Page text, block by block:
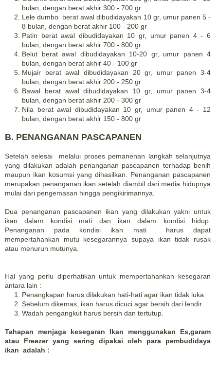
bulan, dengan berat akhir 300 - 700 gr
Lele dumbo berat awal dibudidayakan 10 gr, umur panen 5 -
8 bulan, dengan berat akhir 100 - 200 gr
Patin berat awal dibudidayakan 10 gr, umur panen 4 - 6
bulan, dengan berat akhir 700 - 800 gr
Belut berat awal dibudidayakan 10-20 gr, umur panen 4
bulan, dengan berat akhir 40 - 100 gr
Mujair berat awal dibudidayakan 20 gr, umur panen 3-4
bulan, dengan berat akhir 200 - 250 gr
Bawal berat awal dibudidayakan 10 gr, umur panen 3-4
bulan, dengan berat akhir 200 - 300 gr
Nila berat awal dibudidayakan 10 gr, umur panen 4 - 12
bulan, dengan berat akhir 150 - 800 gr
B. PENANGANAN PASCAPANEN
Setelah selesai melalui proses pemanenan langkah selanjutnya
yang dilakukan adalah penanganan pascapanen terhadap benih
maupun ikan kosumsi yang dihasilkan. Penanganan pascapanen
merupakan penanganan ikan setelah diambil dari media hidupnya
mulai dari pengemasan hingga pengikirimannya.
Dua penanganan pascapanen ikan yang dilakukan yakni untuk
ikan dalam kondisi mati dan ikan dalam kondisi hidup.
Penanganan pada kondisi ikan mati harus dapat
mempertahankan mutu kesegarannya supaya ikan tidak rusak
atau menurun mutunya.
Hal yang perlu diperhatikan untuk mempertahankan kesegaran
antara lain :
Penangkapan harus dilakukan hati-hati agar ikan tidak luka
Sebelum dikemas, ikan harus dicuci agar bersih dari lendir
Wadah pengangkut harus bersih dan tertutup.
Tahapan menjaga kesegaran Ikan menggunakan Es,garam
atau Freezer yang sering dipakai oleh para pembudidaya
ikan adalah :